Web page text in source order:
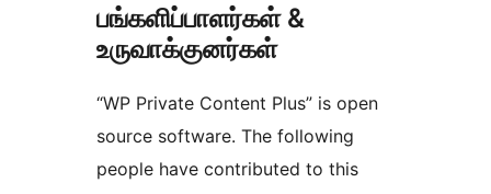
பங்களிப்பாளர்கள் &
உருவாக்குனர்கள்
“WP Private Content Plus” is open
source software. The following
people have contributed to this